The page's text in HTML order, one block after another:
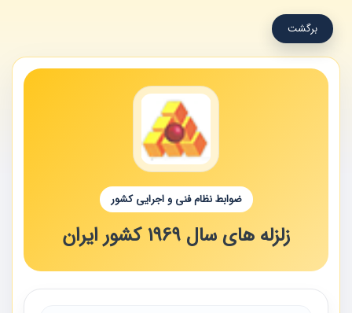
برگشت
ضوابط نظام فنی و اجرایی کشور
زلزله های سال 1969 کشور ایران